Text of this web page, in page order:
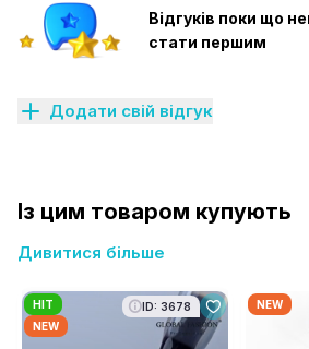
Відгуків поки що
стати першим
Додати свій відгук
Із цим товаром купують
Дивитися більше
HIT
NEW
ID: 3678 NEW